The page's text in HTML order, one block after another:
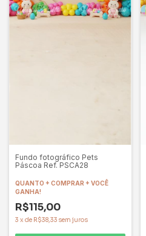
Fundo fotográfico Pets
Páscoa Ref. PSCA28
QUANTO + COMPRAR + VOCÊ
GANHA!
R$115,00
3 x de R$38,33 sem juros